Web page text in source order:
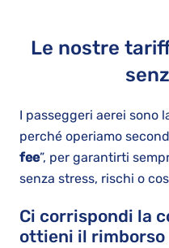
Le nostre
I passeggeri aerei sono
perché operiamo
fee”, per garantirti
senza stress, rischi o
Ci corrispondi la
ottieni il rimborso